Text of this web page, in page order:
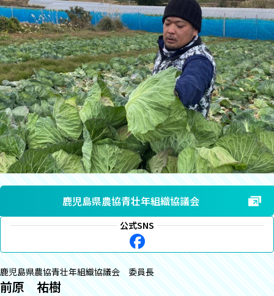
鹿児島県農協青壮年組織協議会
公式SNS
鹿児島県農協青壮年組織協議会 委員長
前原 祐樹